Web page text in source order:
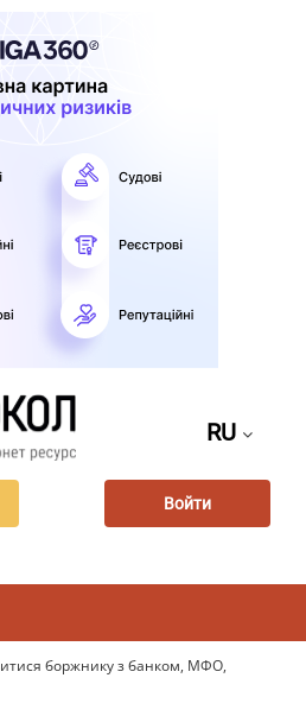
RU
Войти
боржнику з банком, МФО,